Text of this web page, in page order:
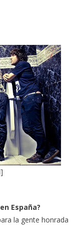
España?
la gente honrada